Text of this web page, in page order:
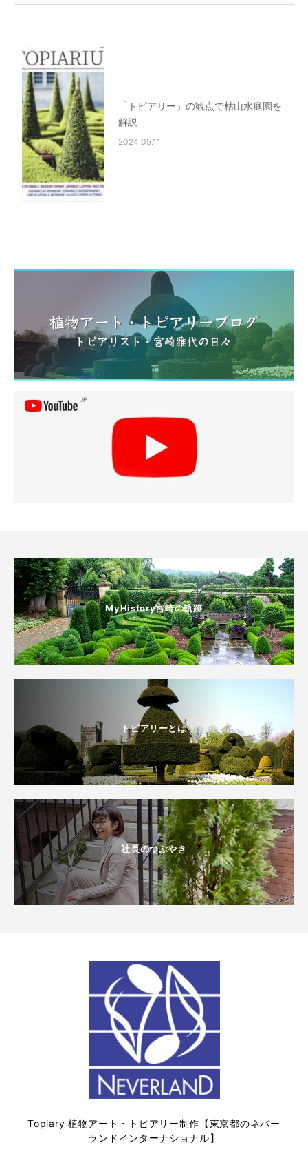
「トピアリー」の観点で枯山水庭園を
解説
2024.05.11
MyHistory宮崎の軌跡
トピアリーとは
社長のつぶやき
Topiary 植物アート・トピアリー制作【東京都のネバー
ランドインターナショナル】